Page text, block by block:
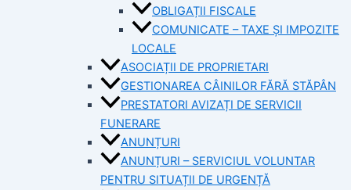
OBLIGAȚII FISCALE
COMUNICATE – TAXE ȘI IMPOZITE
LOCALE
ASOCIAȚII DE PROPRIETARI
GESTIONAREA CÂINILOR FĂRĂ STĂPÂN
PRESTATORI AVIZAȚI DE SERVICII
FUNERARE
ANUNȚURI
ANUNȚURI – SERVICIUL VOLUNTAR
PENTRU SITUAȚII DE URGENȚĂ